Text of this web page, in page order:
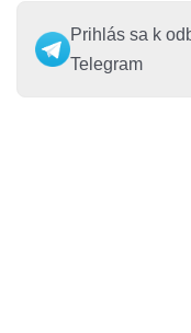
Prihlás sa k
Telegram